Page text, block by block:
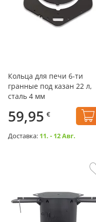
Кольца для печи 6-ти
гранные под казан 22 л,
сталь 4 мм
59,95 €
Доставка: 11. - 12 Авг.